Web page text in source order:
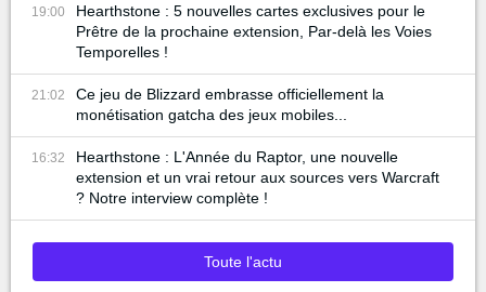
19:00
Hearthstone : 5 nouvelles cartes exclusives pour le
Prêtre de la prochaine extension, Par-delà les Voies
Temporelles !
21:02
Ce jeu de Blizzard embrasse officiellement la
monétisation gatcha des jeux mobiles...
16:32
Hearthstone : L'Année du Raptor, une nouvelle
extension et un vrai retour aux sources vers Warcraft
? Notre interview complète !
Toute l'actu